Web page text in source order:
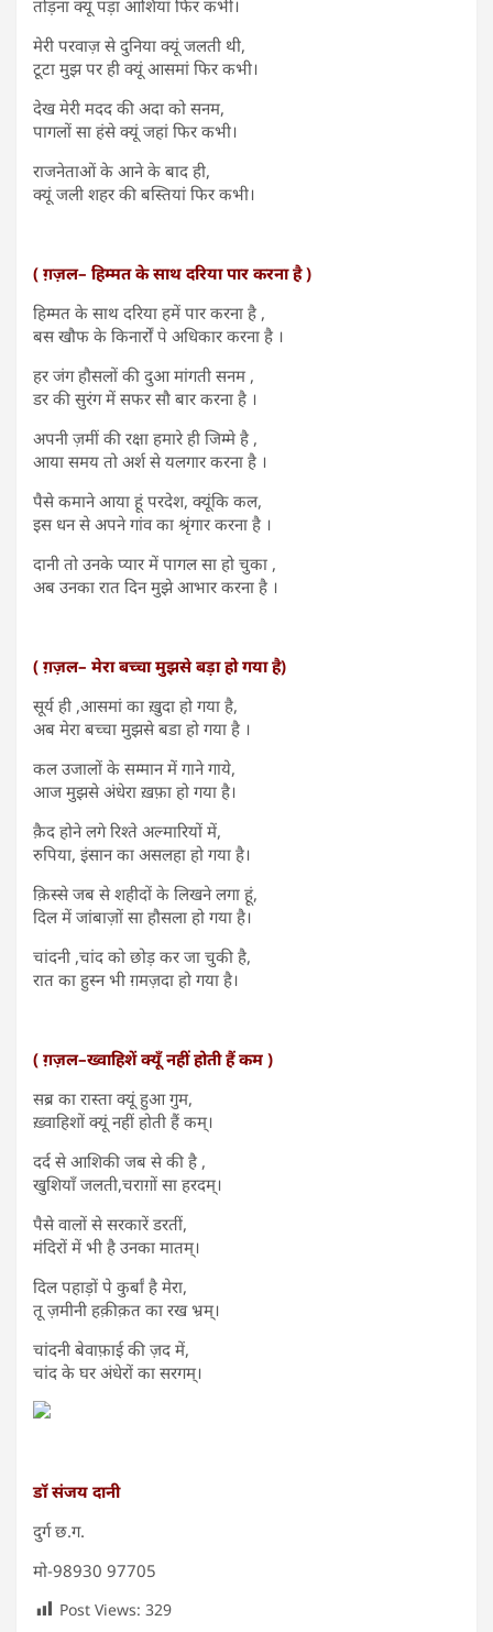
तोड़ना क्यूं पड़ा आशियां फिर कभी।
मेरी परवाज़ से दुनिया क्यूं जलती थी,
टूटा मुझ पर ही क्यूं आसमां फिर कभी।
देख मेरी मदद की अदा को सनम,
पागलों सा हंसे क्यूं जहां फिर कभी।
राजनेताओं के आने के बाद ही,
क्यूं जली शहर की बस्तियां फिर कभी।
( ग़ज़ल– हिम्मत के साथ दरिया पार करना है )
हिम्मत के साथ दरिया हमें पार करना है ,
बस खौफ के किनार्रों पे अधिकार करना है ।
हर जंग हौसलों की दुआ मांगती सनम ,
डर की सुरंग में सफर सौ बार करना है ।
अपनी ज़मीं की रक्षा हमारे ही जिम्मे है ,
आया समय तो अर्श से यलगार करना है ।
पैसे कमाने आया हूं परदेश, क्यूंकि कल,
इस धन से अपने गांव का श्रृंगार करना है ।
दानी तो उनके प्यार में पागल सा हो चुका ,
अब उनका रात दिन मुझे आभार करना है ।
( ग़ज़ल– मेरा बच्चा मुझसे बड़ा हो गया है)
सूर्य ही ,आसमां का ख़ुदा हो गया है,
अब मेरा बच्चा मुझसे बडा हो गया है ।
कल उजालों के सम्मान में गाने गाये,
आज मुझसे अंधेरा ख़फ़ा हो गया है।
क़ैद होने लगे रिश्ते अल्मारियों में,
रुपिया, इंसान का असलहा हो गया है।
क़िस्से जब से शहीदों के लिखने लगा हूं,
दिल में जांबाज़ों सा हौसला हो गया है।
चांदनी ,चांद को छोड़ कर जा चुकी है,
रात का हुस्न भी ग़मज़दा हो गया है।
( ग़ज़ल–ख्वाहिशें क्यूँ नहीं होती हैं कम )
सब्र का रास्ता क्यूं हुआ गुम,
ख़्वाहिशों क्यूं नहीं होती हैं कम्।
दर्द से आशिकी जब से की है ,
खुशियाँ जलती,चराग़ों सा हरदम्।
पैसे वालों से सरकारें डरतीं,
मंदिरों में भी है उनका मातम्।
दिल पहाड़ों पे कुर्बां है मेरा,
तू ज़मीनी हक़ीक़त का रख भ्रम्।
चांदनी बेवाफ़ाई की ज़द में,
चांद के घर अंधेरों का सरगम्।
डॉ संजय दानी
दुर्ग छ.ग.
मो-98930 97705
Post Views: 329